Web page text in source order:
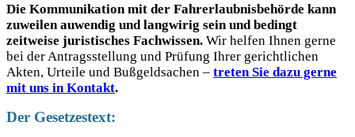
Die Kommunikation mit der Fahrerlaubnisbehörde kann
zuweilen auwendig und langwirig sein und bedingt
zeitweise juristisches Fachwissen. Wir helfen Ihnen gerne
bei der Antragsstellung und Prüfung Ihrer gerichtlichen
Akten, Urteile und Bußgeldsachen – treten Sie dazu gerne
mit uns in Kontakt.
Der Gesetzestext: